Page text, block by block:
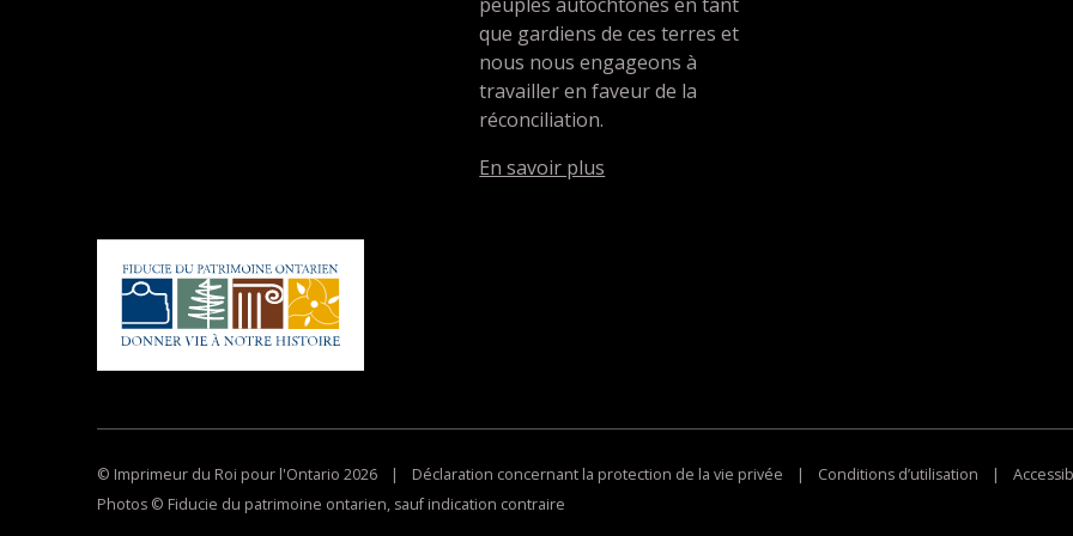
que gardiens de ces terres et
nous nous engageons à
travailler en faveur de la
réconciliation.
En savoir plus
© Imprimeur du Roi pour l'Ontario 2026 | Déclaration concernant la protection de la vie privée | Conditions d’utilisation |
Photos © Fiducie du patrimoine ontarien, sauf indication contraire